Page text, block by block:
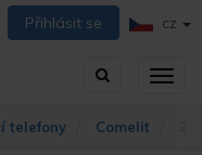
Přihlásit se CZ
Vyhledávání
telefony Comelit